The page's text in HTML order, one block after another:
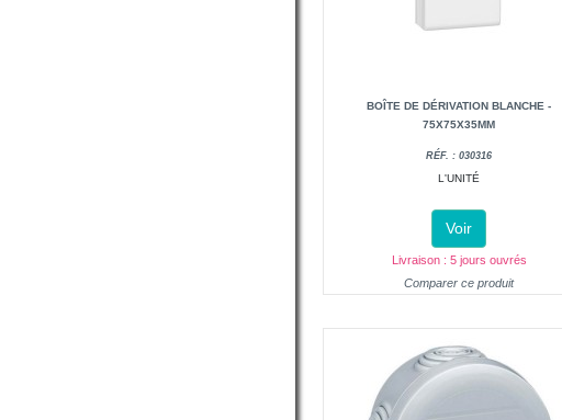
BOÎTE DE DÉRIVATION BLANCHE -
75X75X35MM
RÉF. : 030316
L'UNITÉ
Voir
Livraison : 5 jours ouvrés
Comparer ce produit